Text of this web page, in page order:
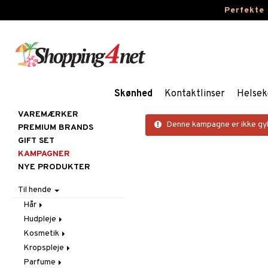
Perfekte
Skønhed Kontaktlinser
Denne kampagne er ikke
VAREMÆRKER
PREMIUM BRANDS
GIFT SET
KAMPAGNER
NYE PRODUKTER
Til hende
Hår
Accessoires
Balsam
Børster / Kæmmer
Elektroniske produkter
Hudpleje
Ansigtscremer
Fedtet hud
Følsom hud
Ansigtspleje
Ansigtsvand
Brun uden sol
Kosmetik
Gift Set
Hud
Kropspleje
Badprodukter
Parfume